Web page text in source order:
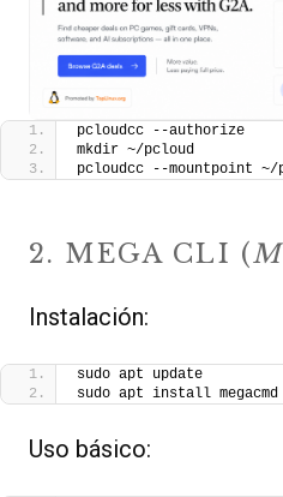
pcloudcc --authorize
mkdir ~/pcloud
pcloudcc --mountpoint ~/
2. MEGA CLI (
Instalación:
sudo apt update
sudo apt install megacmd
Uso básico: